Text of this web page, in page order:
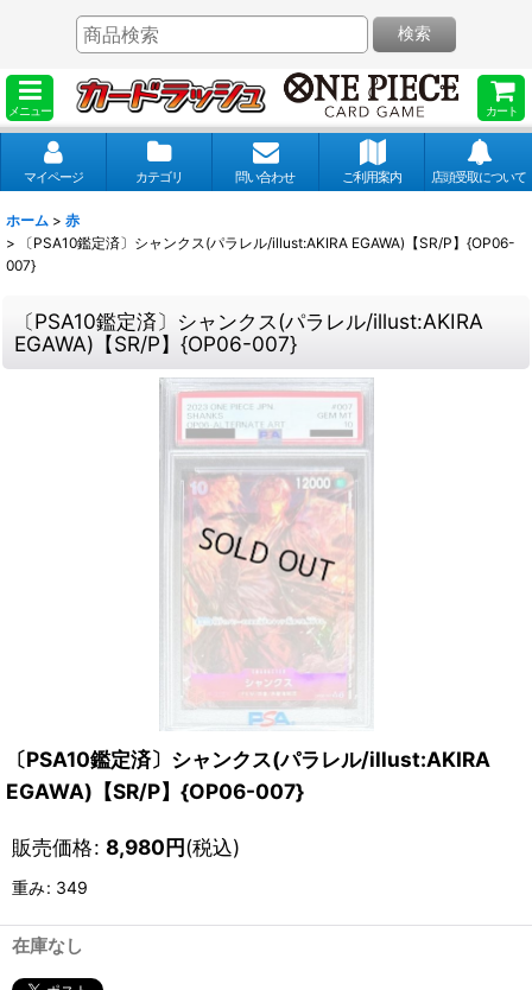
メニュー カート
検索
マイページ カテゴリ 問い合わせ ご利用案内 店頭受取について
ホーム > 赤
>
〔PSA10鑑定済〕シャンクス(パラレル/illust:AKIRA EGAWA)【SR/P】{OP06-
007}
〔PSA10鑑定済〕シャンクス(パラレル/illust:AKIRA
EGAWA)【SR/P】{OP06-007}
〔PSA10鑑定済〕シャンクス(パラレル/illust:AKIRA
EGAWA)【SR/P】{OP06-007}
販売価格: 8,980円(税込)
重み: 349
在庫なし